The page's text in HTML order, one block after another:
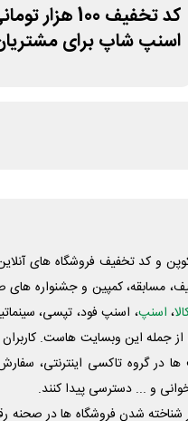
کد تخفیف 100 هزار
اسنپ شاپ برای
و کد تخفیف فروشگاه های
مسابقه، کمپین و جشنواره های
، اسنپ، اسنپ فود، تپسی،
از جمله این وبسایت ‌هاست. کاربران
گروه تاکسی اینترنتی، سفارش
و ... دسترسی پیدا کنند.
شناخته شدن فروشگاه ها در صحنه